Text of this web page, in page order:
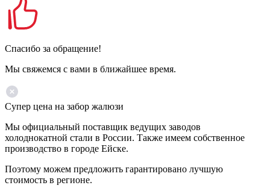
Спасибо за обращение!
Мы свяжемся с вами в ближайшее время.
Супер цена на забор жалюзи
Мы официальный поставщик ведущих заводов
холоднокатной стали в России. Также имеем собственное
производство в городе Ейске.
Поэтому можем предложить гарантировано лучшую
стоимость в регионе.